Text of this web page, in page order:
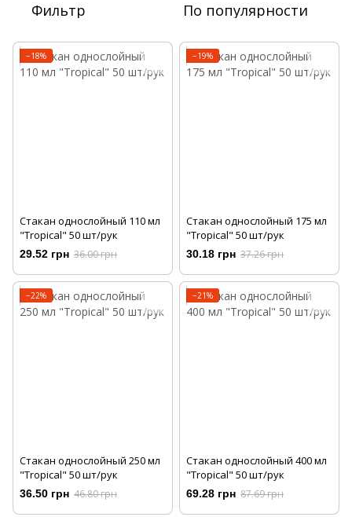
Фильтр По популярности
−18%
Стакан однослойный 110 мл
"Tropical" 50 шт/рук
29.52 грн 36.00 грн
−19%
Стакан однослойный 175 мл
"Tropical" 50 шт/рук
30.18 грн 37.26 грн
−22%
Стакан однослойный 250 мл
"Tropical" 50 шт/рук
36.50 грн 46.80 грн
−21%
Стакан однослойный 400 мл
"Tropical" 50 шт/рук
69.28 грн 87.69 грн